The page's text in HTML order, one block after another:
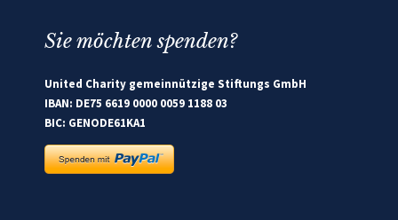
Sie möchten spenden?
United Charity gemeinnützige Stiftungs GmbH
IBAN: DE75 6619 0000 0059 1188 03
BIC: GENODE61KA1